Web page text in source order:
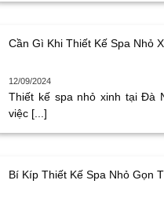
Cần Gì Khi Thiết Kế Spa Nhỏ
12/09/2024
Thiết kế spa nhỏ xinh tại Đà
việc [...]
Bí Kíp Thiết Kế Spa Nhỏ Gọn